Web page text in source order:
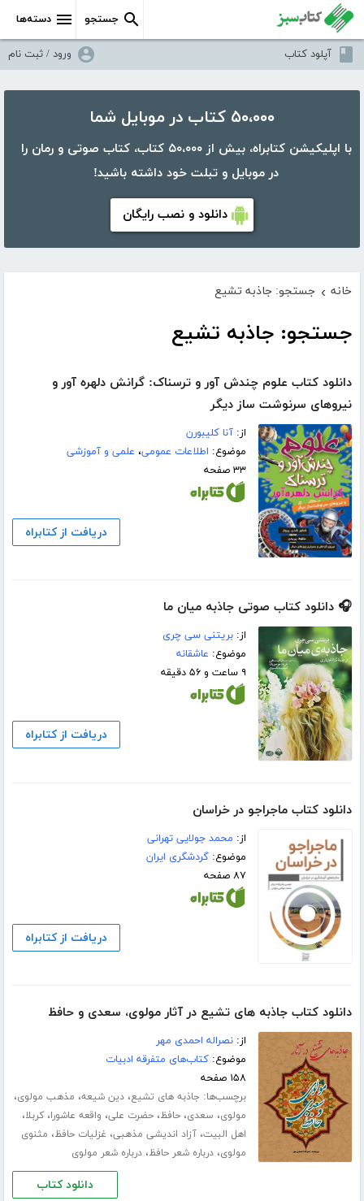
دسته‌ها جستجو
آپلود کتاب ورود / ثبت نام
۵۰،۰۰۰ کتاب در موبایل شما
با اپلیکیشن کتابراه، بیش از ۵۰،۰۰۰ کتاب، کتاب صوتی و رمان را
در موبایل و تبلت خود داشته باشید!
دانلود و نصب رایگان
خانه › جستجو: جاذبه تشیع
جستجو: جاذبه تشیع
دانلود کتاب علوم چندش آور و ترسناک: گرانش دلهره آور و
نیروهای سرنوشت ساز دیگر
از:آنا کلیبورن
موضوع: اطلاعات عمومی، علمی و آموزشی
۳۳ صفحه
دریافت از کتابراه
🎧 دانلود کتاب صوتی جاذبه میان ما
از:بریتنی سی چری
موضوع: عاشقانه
۹ ساعت و ۵۶ دقیقه
دریافت از کتابراه
دانلود کتاب ماجراجو در خراسان
از: محمد جولایی تهرانی
موضوع:گردشگری ایران
۸۷ صفحه
دریافت از کتابراه
دانلود کتاب جاذبه های تشیع در آثار مولوی، سعدی و حافظ
از:نصراله احمدی مهر
موضوع:کتاب‌های متفرقه ادبیات
۱۵۸ صفحه
برچسب‌ها: جاذبه های تشیع،دین شیعه، مذهب مولوی،
مولوی، سعدی،حافظ،حضرت علی، واقعه عاشورا،کربلا،
اهل البیت،آزاد اندیشی مذهبی، غزلیات حافظ، مثنوی
مولوی،درباره شعر حافظ،درباره شعر مولوی
دانلود کتاب